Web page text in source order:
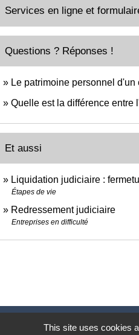
Services en ligne et
Questions ? Réponses !
Le patrimoine personnel
Quelle est la différence entre
Et aussi
Liquidation judiciaire :
Étapes de vie
Redressement judiciaire
Entreprises en difficulté
This site uses cookies